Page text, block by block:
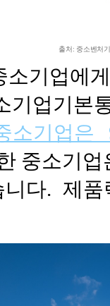
출처: 중소벤처
기업에
기업기본
소기업은
중소기
다. 제